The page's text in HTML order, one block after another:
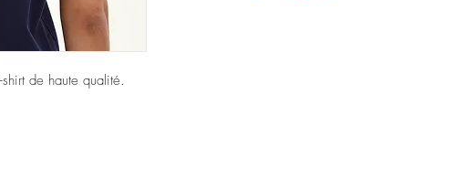
de haute qualité.